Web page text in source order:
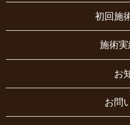
初回施
施術実
お
お問